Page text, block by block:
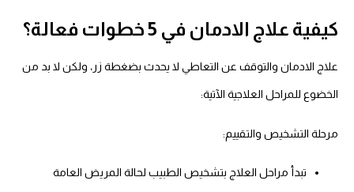
كيفية علاج الادمان في 5 خطوات فعالة؟
علاج الادمان والتوقف عن التعاطي لا يحدث بضغطة زر، ولكن لا بد من
الخضوع للمراحل العلاجية الآتية:
مرحلة التشخيص والتقييم:
تبدأ مراحل العلاج بتشخيص الطبيب لحالة المريض العامة